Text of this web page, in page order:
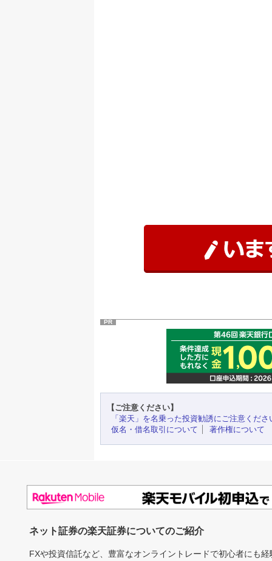
PR
【ご注意ください】
「楽天」を名乗った投資勧誘にご注意くださ
仮名・借名取引について
著作権について
ネット証券の楽天証券についてのご紹介
FXや投資信託など、豊富なオンライントレードで初心者にも